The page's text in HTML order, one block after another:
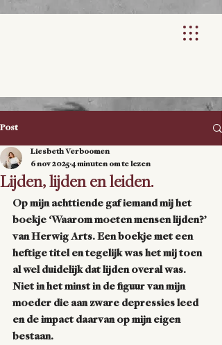
Post
Lijden, lijden en leiden.
Liesbeth Verboomen
6 nov 2025 4 minuten om te lezen
Op mijn achttiende gaf iemand mij het
boekje ‘Waarom moeten mensen lijden?’
van Herwig Arts. Een boekje met een
heftige titel en tegelijk was het mij toen
al wel duidelijk dat lijden overal was.
Niet in het minst in de figuur van mijn
moeder die aan zware depressies leed
en de impact daarvan op mijn eigen
bestaan.